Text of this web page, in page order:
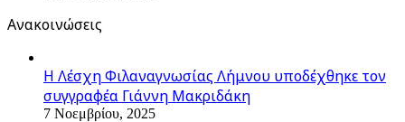
Ανακοινώσεις
Η Λέσχη Φιλαναγνωσίας Λήμνου υποδέχθηκε τον
συγγραφέα Γιάννη Μακριδάκη
7 Νοεμβρίου, 2025